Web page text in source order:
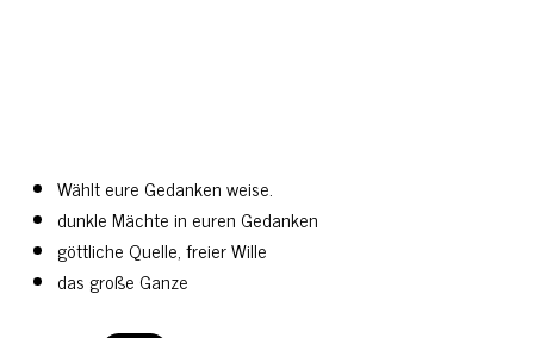
Wählt eure Gedanken weise.
dunkle Mächte in euren Gedanken
göttliche Quelle, freier Wille
das große Ganze